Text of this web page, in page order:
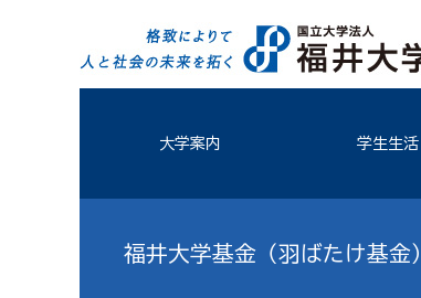
大学案内 学生生
福井大学基金（羽ばたけ基金